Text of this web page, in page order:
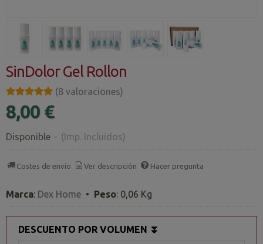
SinDolor Gel Rollon
★★★★★
★★★★★ (8 valoraciones)
8,00 €
Disponible - (Imp. Incluidos)
Costes de envío Ver descripción Hacer pregunta
Marca: Dex Home • Peso: 0,06 Kg
DESCUENTO POR VOLUMEN ⏬